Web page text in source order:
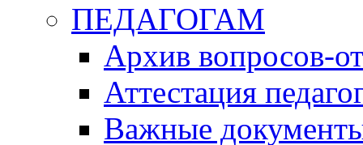
ПЕДАГОГАМ
Архив вопросов-
Аттестация
Важные